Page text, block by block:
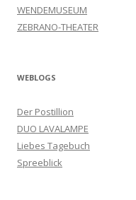
WENDEMUSEUM
ZEBRANO-THEATER
WEBLOGS
Der Postillion
DUO LAVALAMPE
Liebes Tagebuch
Spreeblick